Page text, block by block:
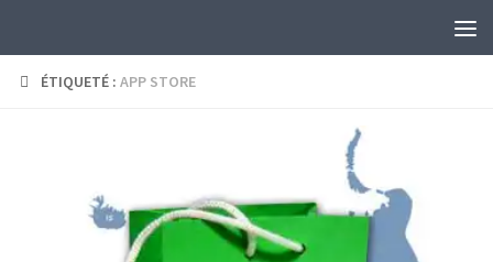
ÉTIQUETÉ : APP STORE